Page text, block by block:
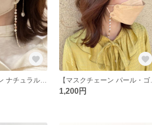
1,200円